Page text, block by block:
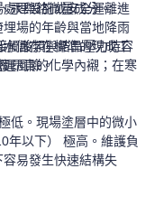
理設施或安全運離進
汞與鉻微量成分。
場的年齡與當地降雨
儲存在標準的現成工
風險。
觸酸類與結晶壓力時容
昂貴的化學內襯；在寒
低。現場塗層中的微小
年以下） 極高。維護負
易發生快速結構失